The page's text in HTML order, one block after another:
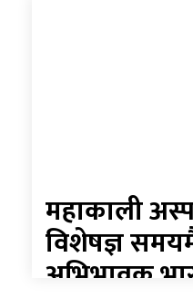
महाकाली
विशेषज्ञ
अभिभावक